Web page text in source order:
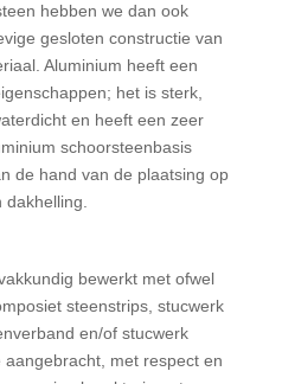
hebben we dan ook
gesloten constructie van
Aluminium heeft een
het is sterk,
en heeft een zeer
schoorsteenbasis
de hand van de plaatsing op
bewerkt met ofwel
steenstrips, stucwerk
en/of stucwerk
met respect en